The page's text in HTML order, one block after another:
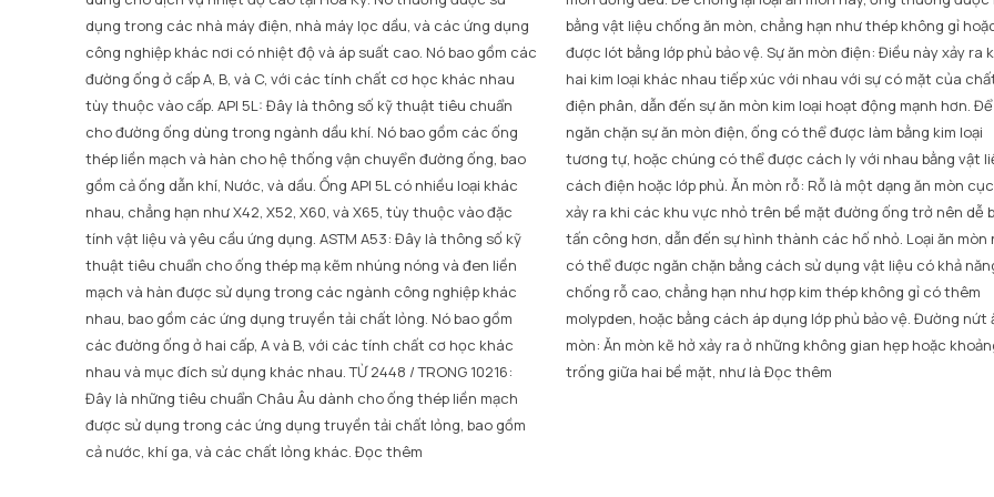
dụng trong các nhà máy điện, nhà máy lọc dầu, và các ứng dụng
công nghiệp khác nơi có nhiệt độ và áp suất cao. Nó bao gồm các
đường ống ở cấp A, B, và C, với các tính chất cơ học khác nhau
tùy thuộc vào cấp. API 5L: Đây là thông số kỹ thuật tiêu chuẩn
cho đường ống dùng trong ngành dầu khí. Nó bao gồm các ống
thép liền mạch và hàn cho hệ thống vận chuyển đường ống, bao
gồm cả ống dẫn khí, Nước, và dầu. Ống API 5L có nhiều loại khác
nhau, chẳng hạn như X42, X52, X60, và X65, tùy thuộc vào đặc
tính vật liệu và yêu cầu ứng dụng. ASTM A53: Đây là thông số kỹ
thuật tiêu chuẩn cho ống thép mạ kẽm nhúng nóng và đen liền
mạch và hàn được sử dụng trong các ngành công nghiệp khác
nhau, bao gồm các ứng dụng truyền tải chất lỏng. Nó bao gồm
các đường ống ở hai cấp, A và B, với các tính chất cơ học khác
nhau và mục đích sử dụng khác nhau. TỪ 2448 / TRONG 10216:
Đây là những tiêu chuẩn Châu Âu dành cho ống thép liền mạch
được sử dụng trong các ứng dụng truyền tải chất lỏng, bao gồm
cả nước, khí ga, và các chất lỏng khác.Đọc thêm
bằng vật liệu chống ăn mòn, chẳng hạn như thép không gỉ
được lót bằng lớp phủ bảo vệ. Sự ăn mòn điện: Điều này xảy ra
hai kim loại khác nhau tiếp xúc với nhau với sự có mặt của
điện phân, dẫn đến sự ăn mòn kim loại hoạt động mạnh hơn. Để
ngăn chặn sự ăn mòn điện, ống có thể được làm bằng kim loại
tương tự, hoặc chúng có thể được cách ly với nhau bằng vật
cách điện hoặc lớp phủ. Ăn mòn rỗ: Rỗ là một dạng ăn mòn
xảy ra khi các khu vực nhỏ trên bề mặt đường ống trở nên dễ
tấn công hơn, dẫn đến sự hình thành các hố nhỏ. Loại ăn mòn
có thể được ngăn chặn bằng cách sử dụng vật liệu có khả
chống rỗ cao, chẳng hạn như hợp kim thép không gỉ có thêm
molypden, hoặc bằng cách áp dụng lớp phủ bảo vệ. Đường nứt
mòn: Ăn mòn kẽ hở xảy ra ở những không gian hẹp hoặc
trống giữa hai bề mặt, như là Đọc thêm